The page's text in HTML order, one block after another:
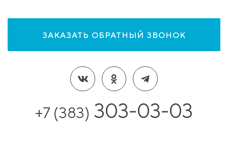
ЗАКАЗАТЬ ОБРАТНЫЙ ЗВОНОК
+7 (383) 303-03-03